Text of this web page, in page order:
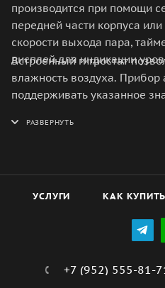
производится при помощи
передней части корпуса
скорости выхода пара,
дисплей для индикации
Встроенный гигростат
влажность воздуха. Прибор
поддерживать указанное
резервуара для воды.
добавить несколько капель
УСЛУГИ КАК КУПИТЬ
+7 (952) 555-81-